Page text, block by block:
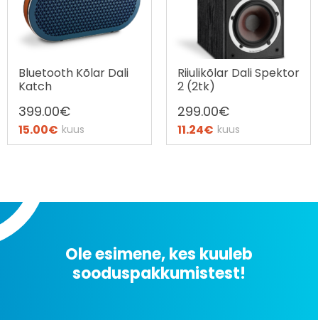
Bluetooth Kõlar Dali
Katch
Ostax järelmaks
15.00€ kuus
399.00€
Riiulikõlar Dali Spektor
2 (2tk)
Ostax järelmaks
11.24€ kuus
299.00€
Uudiskirjaga liitumine
Ole esimene, kes kuuleb
sooduspakkumistest!